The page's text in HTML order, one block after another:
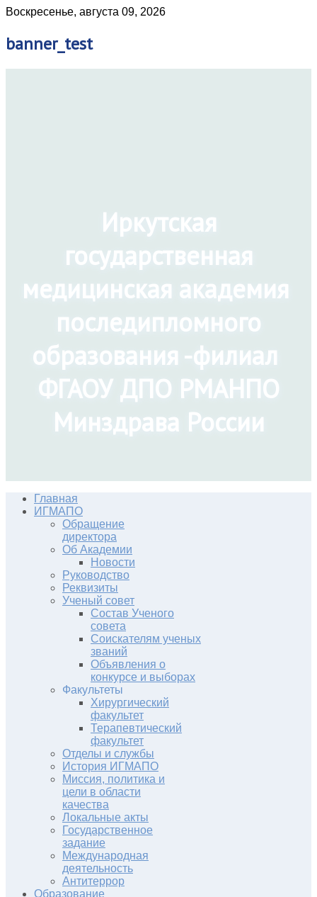
Воскресенье, августа 09, 2026
banner_test
Иркутская
государственная
медицинская академия
последипломного
образования -филиал
ФГАОУ ДПО РМАНПО
Минздрава России
Главная
ИГМАПО
Обращение
директора
Об Академии
Новости
Руководство
Реквизиты
Ученый совет
Состав Ученого
совета
Соискателям ученых
званий
Объявления о
конкурсе и выборах
Факультеты
Хирургический
факультет
Терапевтический
факультет
Отделы и службы
История ИГМАПО
Миссия, политика и
цели в области
качества
Локальные акты
Государственное
задание
Международная
деятельность
Антитеррор
Образование